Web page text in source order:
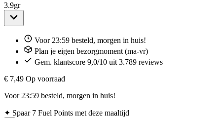
3.9gr
Voor 23:59 besteld, morgen in huis!
Plan je eigen bezorgmoment (ma-vr)
Gem. klantscore 9,0/10 uit 3.789 reviews
€ 7,49 Op voorraad
Voor 23:59 besteld, morgen in huis!
✦ Spaar 7 Fuel Points met deze maaltijd